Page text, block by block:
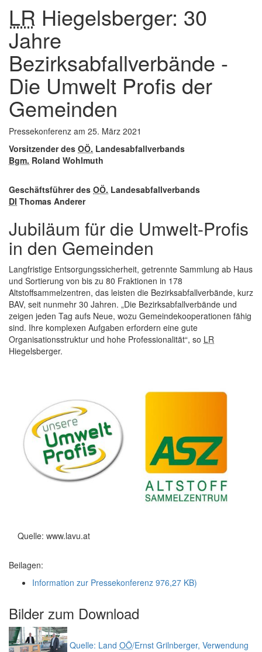
LR Hiegelsberger: 30
Jahre
Bezirksabfallverbände -
Die Umwelt Profis der
Gemeinden
Pressekonferenz am 25. März 2021
Vorsitzender des OÖ. Landesabfallverbands
Bgm. Roland Wohlmuth
Geschäftsführer des OÖ. Landesabfallverbands
DI Thomas Anderer
Jubiläum für die Umwelt-Profis
in den Gemeinden
Langfristige Entsorgungssicherheit, getrennte Sammlung ab Haus
und Sortierung von bis zu 80 Fraktionen in 178
Altstoffsammelzentren, das leisten die Bezirksabfallverbände, kurz
BAV, seit nunmehr 30 Jahren. „Die Bezirksabfallverbände und
zeigen jeden Tag aufs Neue, wozu Gemeindekooperationen fähig
sind. Ihre komplexen Aufgaben erfordern eine gute
Organisationsstruktur und hohe Professionalität“, so LR
Hiegelsberger.
Quelle: www.lavu.at
Beilagen:
Information zur Pressekonferenz 976,27 KB)
Bilder zum Download
Quelle: Land OÖ/Ernst Grilnberger, Verwendung